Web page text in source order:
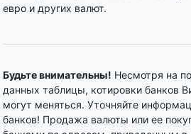
евро и других валют.
Будьте внимательны! Несмотря на
данных таблицы, котировки банков
могут меняться. Уточняйте
банков! Продажа валюты или ее